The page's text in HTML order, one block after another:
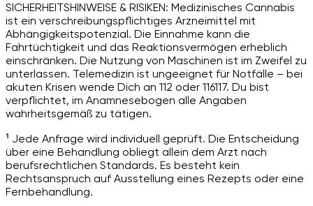
SICHERHEITSHINWEISE & RISIKEN: Medizinisches Cannabis
ist ein verschreibungspflichtiges Arzneimittel mit
Abhängigkeitspotenzial. Die Einnahme kann die
Fahrtüchtigkeit und das Reaktionsvermögen erheblich
einschränken. Die Nutzung von Maschinen ist im Zweifel zu
unterlassen. Telemedizin ist ungeeignet für Notfälle – bei
akuten Krisen wende Dich an 112 oder 116117. Du bist
verpflichtet, im Anamnesebogen alle Angaben
wahrheitsgemäß zu tätigen.
¹ Jede Anfrage wird individuell geprüft. Die Entscheidung
über eine Behandlung obliegt allein dem Arzt nach
berufsrechtlichen Standards. Es besteht kein
Rechtsanspruch auf Ausstellung eines Rezepts oder eine
Fernbehandlung.